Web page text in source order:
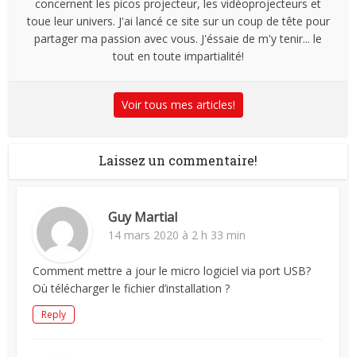
concernent les picos projecteur, les vidéoprojecteurs et
toue leur univers. J'ai lancé ce site sur un coup de tête pour
partager ma passion avec vous. J'éssaie de m'y tenir... le
tout en toute impartialité!
Voir tous mes articles!
Laissez un commentaire!
Guy Martial
14 mars 2020 à 2 h 33 min
Comment mettre a jour le micro logiciel via port USB?
Où télécharger le fichier d’installation ?
Reply